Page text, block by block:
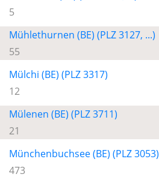
5
Mühlethurnen (BE) (PLZ 3127, ...)
55
Mülchi (BE) (PLZ 3317)
12
Mülenen (BE) (PLZ 3711)
21
Münchenbuchsee (BE) (PLZ 3053)
473